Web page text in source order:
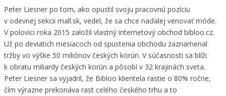
Peter Liesner po tom, ako opustil svoju pracovnú pozíciu
v odevnej sekcii mall.sk, vedel, že sa chce naďalej venovať móde.
V polovici roka 2015 založil vlastný internetový obchod bibloo.cz.
Už po deviatich mesiacoch od spustenia obchodu zaznamenal
tržby vo výške 50 miliónov českých korún. V súčasnosti sa blíži
k obratu miliardy českých korún a pôsobí v 32 krajinách sveta.
Peter Liesner sa vyjadril, že Bibloo klientela rastie o 80% ročne,
čím výrazne prekonáva rast celého českého trhu a to